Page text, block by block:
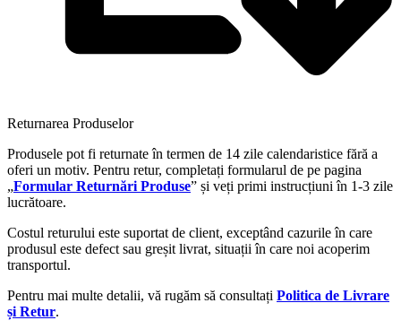
Returnarea Produselor
Produsele pot fi returnate în termen de 14 zile calendaristice fără a
oferi un motiv. Pentru retur, completați formularul de pe pagina
„Formular Returnări Produse” și veți primi instrucțiuni în 1-3 zile
lucrătoare.
Costul returului este suportat de client, exceptând cazurile în care
produsul este defect sau greșit livrat, situații în care noi acoperim
transportul.
Pentru mai multe detalii, vă rugăm să consultați Politica de Livrare
și Retur.